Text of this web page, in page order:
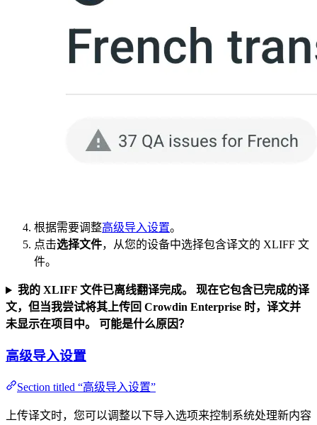
根据需要调整高级导入设置。
点击选择文件，从您的设备中选择包含译文的 XLIFF 文
件。
我的 XLIFF 文件已离线翻译完成。 现在它包含已完成的译
文，但当我尝试将其上传回 Crowdin Enterprise 时，译文并
未显示在项目中。 可能是什么原因？
高级导入设置
Section titled “高级导入设置”
上传译文时，您可以调整以下导入选项来控制系统处理新内容